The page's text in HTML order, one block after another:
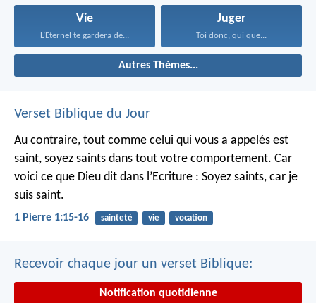
Vie
L’Eternel te gardera de...
Juger
Toi donc, qui que...
Autres Thèmes...
Verset Biblique du Jour
Au contraire, tout comme celui qui vous a appelés est
saint, soyez saints dans tout votre comportement. Car
voici ce que Dieu dit dans l’Ecriture : Soyez saints, car je
suis saint.
1 Pierre 1:15-16 sainteté vie vocation
Recevoir chaque jour un verset Biblique:
Notification quotidienne